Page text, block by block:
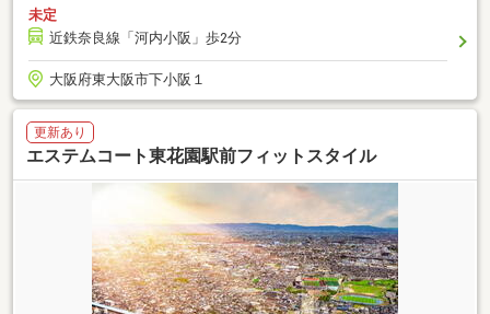
未定
近鉄奈良線「河内小阪」歩2分
大阪府東大阪市下小阪１
更新あり
エステムコート東花園駅前フィットスタイル